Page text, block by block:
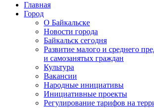
Главная
Город
О Байкальске
Новости города
Байкальск сегодня
Развитие малого и среднего
и самозанятых граждан
Культура
Вакансии
Народные инициативы
Инициативные проекты
Регулирование тарифов на